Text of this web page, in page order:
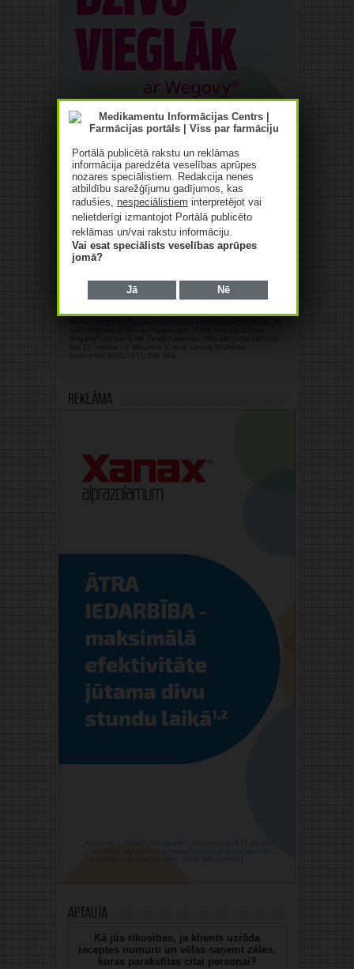
Reklāma
Aptauja
Kā jūs rīkosities, ja klients uzrāda
receptes numuru un vēlas saņemt zāles,
kuras parakstītas citai personai?
Portālā publicētā rakstu un reklāmas
informācija paredzēta veselības aprūpes
nozares speciālistiem. Redakcija nenes
atbildību sarežģījumu gadījumos, kas
radušies, nespeciālistiem interpretējot vai
nelietderīgi izmantojot Portālā publicēto
reklāmas un/vai rakstu informāciju.
Vai esat speciālists veselības aprūpes
jomā?
Jā Nē